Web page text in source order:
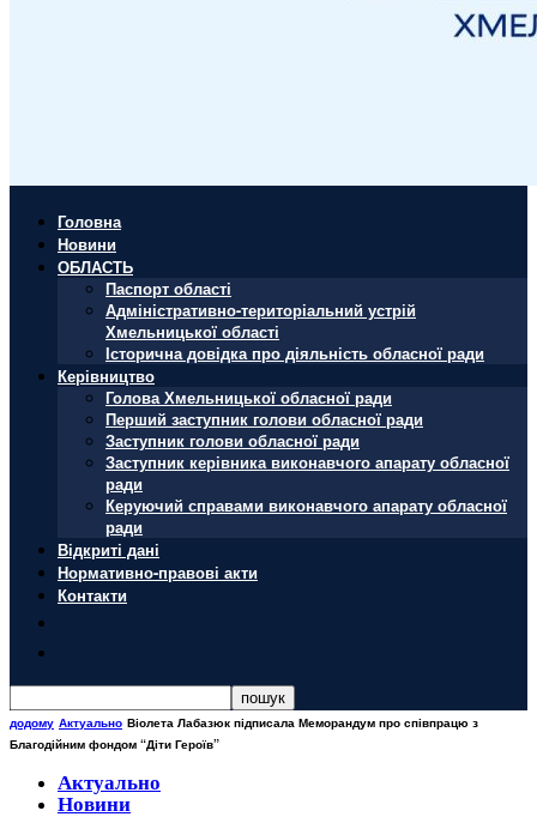
Головна
Новини
ОБЛАСТЬ
Паспорт області
Адміністративно-територіальний устрій
Хмельницької області
Історична довідка про діяльність обласної ради
Керівництво
Голова Хмельницької обласної ради
Перший заступник голови обласної ради
Заступник голови обласної ради
Заступник керівника виконавчого апарату обласної
ради
Керуючий справами виконавчого апарату обласної
ради
Відкриті дані
Нормативно-правові акти
Контакти
додому Актуально Віолета Лабазюк підписала Меморандум про співпрацю з
Благодійним фондом “Діти Героїв”
Актуально
Новини